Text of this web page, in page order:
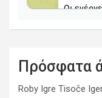
Πρόσφατα
Roby Igre Tisoče